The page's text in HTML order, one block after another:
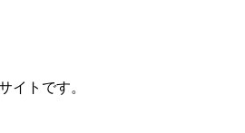
イトです。